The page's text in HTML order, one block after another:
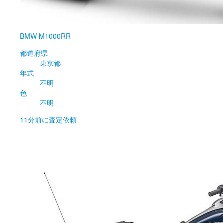
BMW M1000RR
都道府県
東京都
年式
不明
色
不明
11分前に査定依頼